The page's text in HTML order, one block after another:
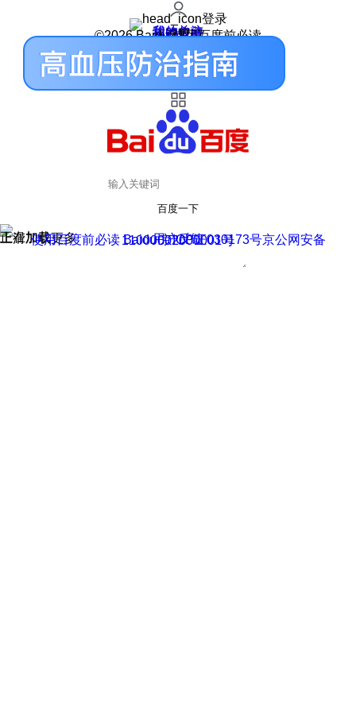
登录
我的关注
我的收藏
皮肤中心
用户反馈
设置
©2026 Baidu 使用百度前必读
百度一下
正在加载
上滑加载更多 用户反馈
使用百度前必读 Baidu 京ICP证030173号
京公网安备11000002000001号